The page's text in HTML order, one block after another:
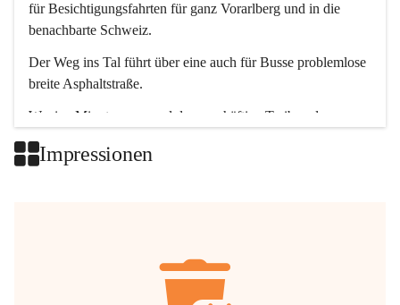
für Besichtigungsfahrten für ganz Vorarlberg und in die
benachbarte Schweiz.
Der Weg ins Tal führt über eine auch für Busse problemlose
breite Asphaltstraße.
Wenige Minuten nur, und das geschäftige Treiben der
Impressionen